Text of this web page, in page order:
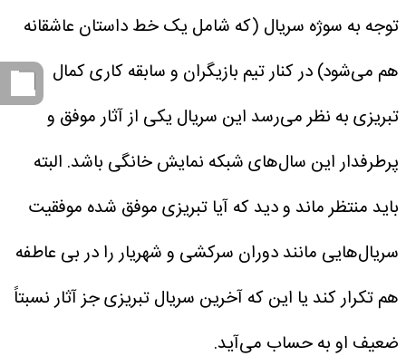
توجه به سوژه سریال (که شامل یک خط داستان عاشقانه
هم می‌شود) در کنار تیم بازیگران و سابقه کاری کمال
تبریزی به نظر می‌رسد این سریال یکی از آثار موفق و
پرطرفدار این سال‌های شبکه نمایش خانگی باشد. البته
باید منتظر ماند و دید که آیا تبریزی موفق شده موفقیت
سریال‌هایی مانند دوران سرکشی و شهریار را در بی عاطفه
هم تکرار کند یا این که آخرین سریال تبریزی جز آثار نسبتاً
ضعیف او به حساب می‌آید.